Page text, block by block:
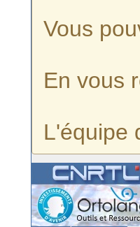
Vous
En vous
L'équipe